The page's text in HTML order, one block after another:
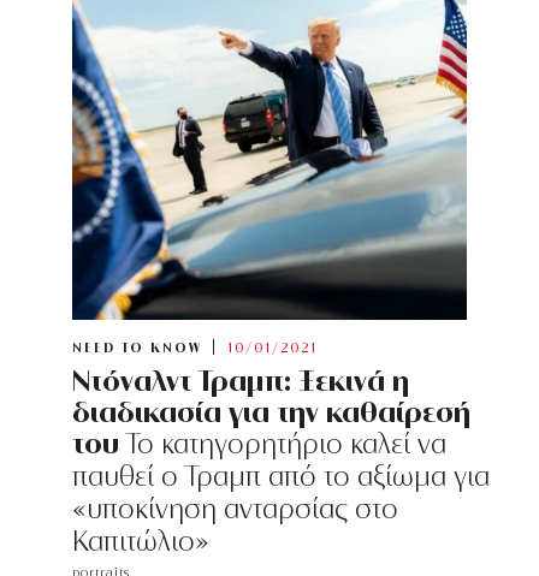
NEED TO KNOW 10/01/2021
Ντόναλντ Τραμπ: Ξεκινά η
διαδικασία για την καθαίρεσή
του Το κατηγορητήριο καλεί να
παυθεί ο Τραμπ από το αξίωμα για
«υποκίνηση ανταρσίας στο
Καπιτώλιο»
portraits